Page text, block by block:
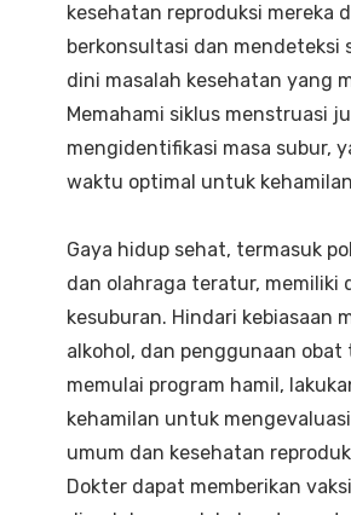
kesehatan reproduksi mereka
berkonsultasi dan mendeteksi
dini masalah kesehatan yang
Memahami siklus menstruasi
mengidentifikasi masa subur,
waktu optimal untuk
Gaya hidup sehat, termasuk
dan olahraga teratur, memiliki
kesuburan. Hindari kebiasaan
alkohol, dan penggunaan obat
memulai program hamil,
kehamilan untuk
umum dan kesehatan
Dokter dapat memberikan